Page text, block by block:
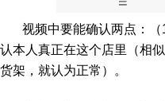
视频中要能确认两点：（
认本人真正在这个店里（相
货架，就认为正常）。